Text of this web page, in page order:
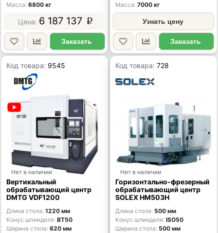
Масса 6800 кг
6 187 137 p
Заказать
Масса 7000 кг
Узнать цену
Заказать
Код товара: 9545
Нет в наличии
Вертикальный
обрабатывающий центр
DMTG VDF1200
Длина стола 1220 мм
Конус шпинделя BT50
Ширина стола 620 мм
Код товара:728
Нет в наличии
Горизонтально-фрезерный
обрабатывающий центр
SOLEX HM503H
Длина стола 500 мм
Конус шпинделя ISO50
Ширина стола 500 мм